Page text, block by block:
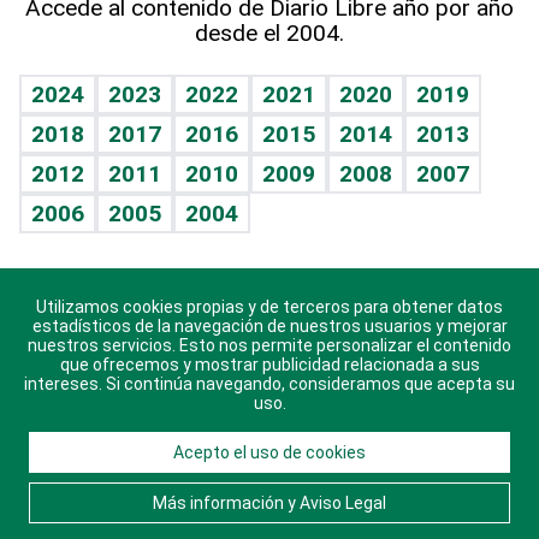
Vida y familia
Eñe
Celebrando la vida
Sin complejos
En pocas palabras
Escuchando al corazón
Economía Personal
TBT Deportivo
Guía del dinero
Horóscopos
Crucigramas
Accede al contenido de Diario Libre año por año
desde el 2004.
2024 2023 2022 2021 2020
2019
2018
2017 2016 2015 2014
2013
2012
2011 2010 2009 2008
2007
2006
2005 2004
Descarga nuestras aplicaciones para Android, iOS y
sistema Huawei.
© 2021 Diario Libre, todos los derechos reservados.
Consulta elAviso Legal. Ponte en Contacto
nosotros y conoce más sobre Diario Libre
Utilizamos cookies propias y de terceros para obtener datos
estadísticos de la navegación de nuestros usuarios y mejorar
nuestros servicios. Esto nos permite personalizar el contenido
que ofrecemos y mostrar publicidad relacionada a sus
intereses. Si continúa navegando, consideramos que acepta su
uso.
Acepto el uso de cookies
Más información y Aviso Legal